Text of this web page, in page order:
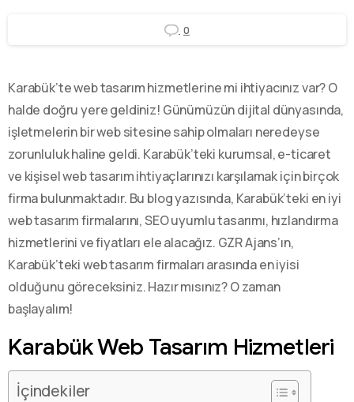
0
Karabük’te web tasarım hizmetlerine mi ihtiyacınız var? O
halde doğru yere geldiniz! Günümüzün dijital dünyasında,
işletmelerin bir web sitesine sahip olmaları neredeyse
zorunluluk haline geldi. Karabük’teki kurumsal, e-ticaret
ve kişisel web tasarım ihtiyaçlarınızı karşılamak için birçok
firma bulunmaktadır. Bu blog yazısında, Karabük’teki en iyi
web tasarım firmalarını, SEO uyumlu tasarımı, hızlandırma
hizmetlerini ve fiyatları ele alacağız. GZR Ajans’ın,
Karabük’teki web tasarım firmaları arasında en iyisi
olduğunu göreceksiniz. Hazır mısınız? O zaman
başlayalım!
Karabük Web Tasarım Hizmetleri
İçindekiler